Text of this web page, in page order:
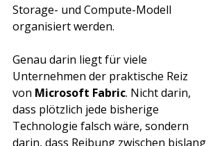
Storage- und Compute-Modell
organisiert werden.
Genau darin liegt für viele
Unternehmen der praktische Reiz
von Microsoft Fabric. Nicht darin,
dass plötzlich jede bisherige
Technologie falsch wäre, sondern
darin, dass Reibung zwischen bislang